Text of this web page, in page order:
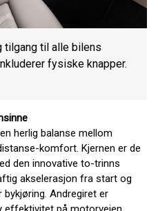
tilgang til alle bilens
fysiske knapper.
herlig balanse mellom
komfort. Kjernen er de
den innovative to-trinns
akselerasjon fra start og
Andregiret er